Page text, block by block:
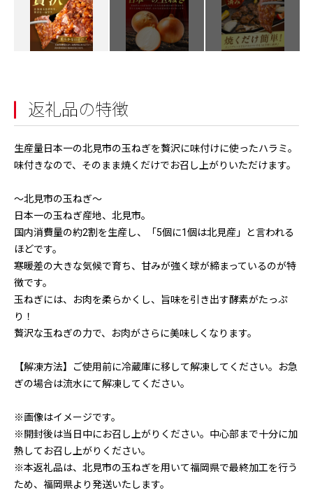
返礼品の特徴
生産量日本一の北見市の玉ねぎを贅沢に味付けに使ったハラミ。
味付きなので、そのまま焼くだけでお召し上がりいただけます。
〜北見市の玉ねぎ〜
日本一の玉ねぎ産地、北見市。
国内消費量の約2割を生産し、「5個に1個は北見産」と言われる
ほどです。
寒暖差の大きな気候で育ち、甘みが強く球が締まっているのが特
徴です。
玉ねぎには、お肉を柔らかくし、旨味を引き出す酵素がたっぷ
り！
贅沢な玉ねぎの力で、お肉がさらに美味しくなります。
【解凍方法】ご使用前に冷蔵庫に移して解凍してください。お急
ぎの場合は流水にて解凍してください。
※画像はイメージです。
※開封後は当日中にお召し上がりください。中心部まで十分に加
熱してお召し上がりください。
※本返礼品は、北見市の玉ねぎを用いて福岡県で最終加工を行う
ため、福岡県より発送いたします。